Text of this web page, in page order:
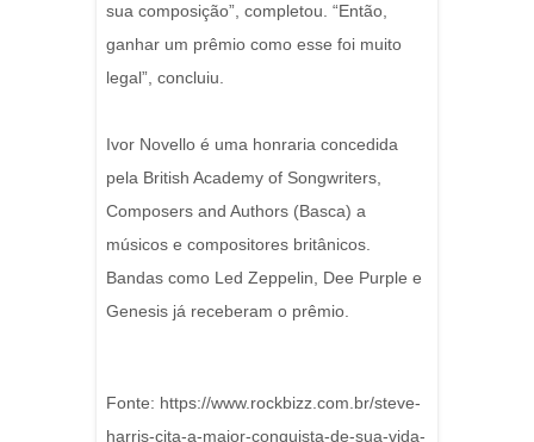
sua composição”, completou. “Então,
ganhar um prêmio como esse foi muito
legal”, concluiu.
Ivor Novello é uma honraria concedida
pela British Academy of Songwriters,
Composers and Authors (Basca) a
músicos e compositores britânicos.
Bandas como Led Zeppelin, Dee Purple e
Genesis já receberam o prêmio.
Fonte: https://www.rockbizz.com.br/steve-
harris-cita-a-maior-conquista-de-sua-vida-